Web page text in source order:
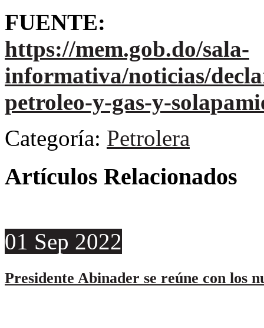
FUENTE:
https://mem.gob.do/sala-
informativa/noticias/
petroleo-y-gas-y-
Categoría: Petrolera
Artículos Relacionados
01 Sep 2022
Presidente Abinader se reúne con los